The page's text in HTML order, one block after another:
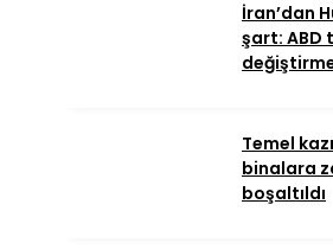
İran’dan
şart: ABD
Temel
binalara
boşaltıldı